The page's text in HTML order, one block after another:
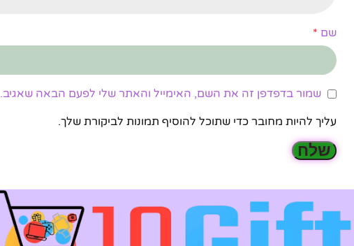
שם *
שמור בדפדפן זה את השם, האימייל והאתר שלי לפעם הבאה שאגיב.
עליך להיות מחובר כדי שתוכל להוסיף תמונות לביקורת שלך.